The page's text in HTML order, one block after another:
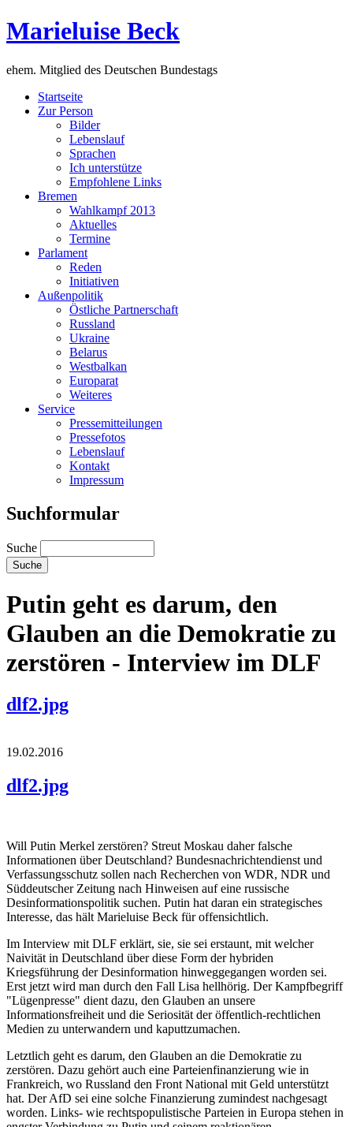
Marieluise Beck
ehem. Mitglied des Deutschen Bundestags
Startseite
Zur Person
Bilder
Lebenslauf
Sprachen
Ich unterstütze
Empfohlene Links
Bremen
Wahlkampf 2013
Aktuelles
Termine
Parlament
Reden
Initiativen
Außenpolitik
Östliche Partnerschaft
Russland
Ukraine
Belarus
Westbalkan
Europarat
Weiteres
Service
Pressemitteilungen
Pressefotos
Lebenslauf
Kontakt
Impressum
Suchformular
Suche
Putin geht es darum, den
Glauben an die Demokratie zu
zerstören - Interview im DLF
dlf2.jpg
19.02.2016
dlf2.jpg
Will Putin Merkel zerstören? Streut Moskau daher falsche
Informationen über Deutschland? Bundesnachrichtendienst und
Verfassungsschutz sollen nach Recherchen von WDR, NDR und
Süddeutscher Zeitung nach Hinweisen auf eine russische
Desinformationspolitik suchen. Putin hat daran ein strategisches
Interesse, das hält Marieluise Beck für offensichtlich.
Im Interview mit DLF erklärt, sie, sie sei erstaunt, mit welcher
Naivität in Deutschland über diese Form der hybriden
Kriegsführung der Desinformation hinweggegangen worden sei.
Erst jetzt wird man durch den Fall Lisa hellhörig. Der Kampfbegriff
"Lügenpresse" dient dazu, den Glauben an unsere
Informationsfreiheit und die Seriosität der öffentlich-rechtlichen
Medien zu unterwandern und kaputtzumachen.
Letztlich geht es darum, den Glauben an die Demokratie zu
zerstören. Dazu gehört auch eine Parteienfinanzierung wie in
Frankreich, wo Russland den Front National mit Geld unterstützt
hat. Der AfD sei eine solche Finanzierung zumindest nachgesagt
worden. Links- wie rechtspopulistische Parteien in Europa stehen in